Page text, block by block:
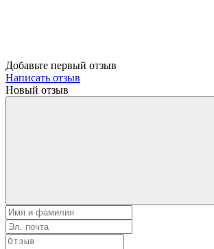
Добавьте первый отзыв
Написать отзыв
Новый отзыв